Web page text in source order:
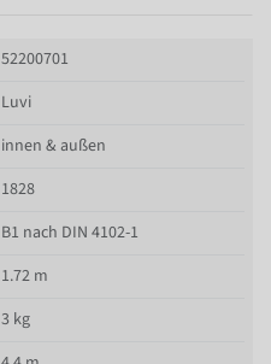
52200701
Luvi
innen & außen
1828
B1 nach DIN 4102-1
1.72 m
3 kg